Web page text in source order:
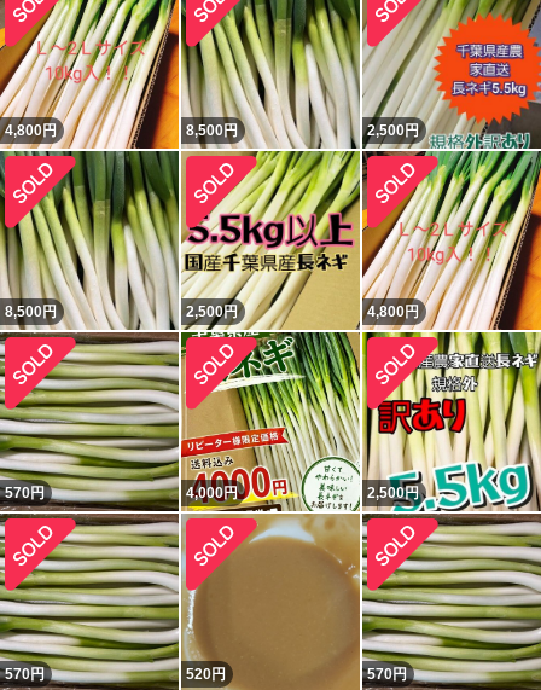
4,800円 8,500円 2,500円
8,500円 2,500円 4,800円
570円 4,000円 2,500円
570円 520円 570円